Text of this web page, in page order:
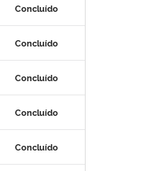
Concluído
Concluído
Concluído
Concluído
Concluído